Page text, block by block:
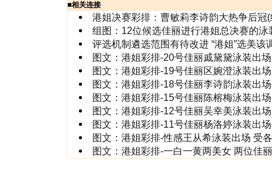
■相关连接
港姐决赛彩排：曹敏莉李诗韵大热争后冠
组图：12位候选佳丽进行港姐总决赛的泳
评选机制遴选范围有待改进 “港姐”选美该
图文：港姐彩排-20号佳丽戚黛黛泳装出场
图文：港姐彩排-19号佳丽区婉澄泳装出场
图文：港姐彩排-18号佳丽李诗韵泳装出场
图文：港姐彩排-15号佳丽陈榕梅泳装出场
图文：港姐彩排-12号佳丽吴幸美泳装出场
图文：港姐彩排-11号佳丽杨洛婷泳装出场
图文：港姐彩排-性感王从希泳装出场 受
图文：港姐彩排-一白一黄两美女 两位佳